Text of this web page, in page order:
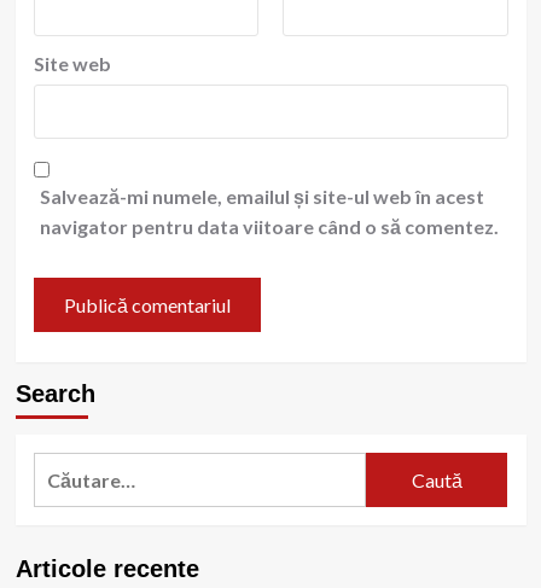
Site web
Salvează-mi numele, emailul și site-ul web în acest
navigator pentru data viitoare când o să comentez.
Search
Caută
Articole recente